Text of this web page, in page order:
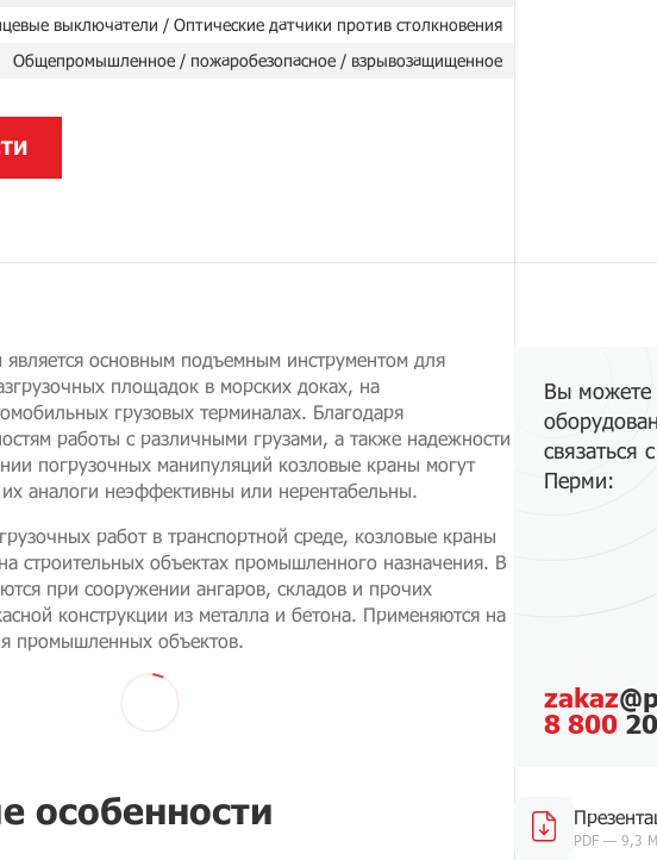
выключатели / Оптические датчики против столкновения
Общепромышленное / пожаробезопасное / взрывозащищенное
основным подъемным инструментом для
площадок в морских доках, на
грузовых терминалах. Благодаря
работы с различными грузами, а также надежности
погрузочных манипуляций козловые краны могут
их аналоги неэффективны или нерентабельны.
работ в транспортной среде, козловые краны
строительных объектах промышленного назначения. В
при сооружении ангаров, складов и прочих
конструкции из металла и бетона. Применяются на
промышленных объектов.
особенности
Вы можете
связаться
Перми:
zakaz
8 800
PDF — 9,3